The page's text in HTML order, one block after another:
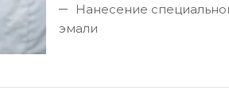
Нанесение
эмали